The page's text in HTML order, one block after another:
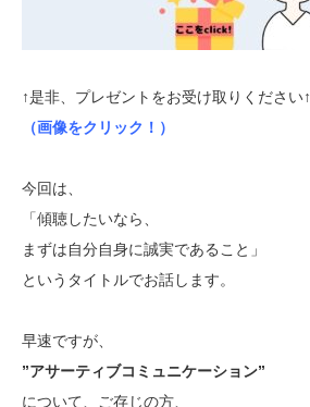
↑是非、プレゼントをお受け取りください↑
（画像をクリック！）
今回は、
「傾聴したいなら、
まずは自分自身に誠実であること」
というタイトルでお話します。
早速ですが、
”アサーティブコミュニケーション”
について、ご存じの方、